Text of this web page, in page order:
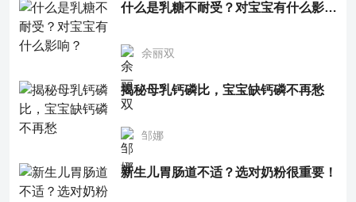
什么是乳糖不耐受？对宝宝有什么影响？
余丽双
揭秘母乳钙磷比，宝宝缺钙磷不再愁
邹娜
新生儿胃肠道不适？选对奶粉很重要！